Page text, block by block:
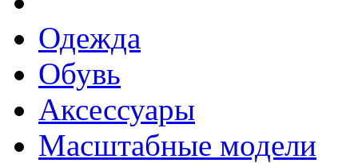
Одежда
Обувь
Аксессуары
Масштабные модели